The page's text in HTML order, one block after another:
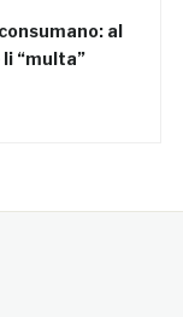
al
“multa”